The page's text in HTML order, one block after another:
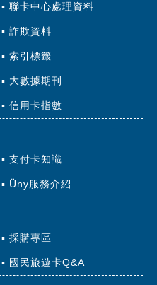
聯卡中心處理資料
詐欺資料
索引標籤
大數據期刊
信用卡指數
支付卡知識
Üny服務介紹
採購專區
國民旅遊卡Q&A